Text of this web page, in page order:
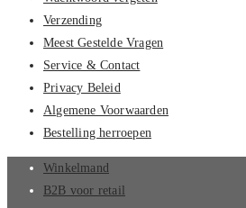
Verzending
Meest Gestelde Vragen
Service & Contact
Privacy Beleid
Algemene Voorwaarden
Bestelling herroepen
Winkelmand
B2B voor retail